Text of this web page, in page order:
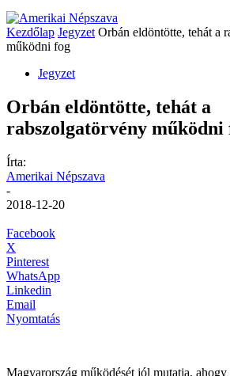
Kezdőlap Jegyzet Orbán eldöntötte, tehát a
működni fog
Jegyzet
Orbán eldöntötte, tehát a
rabszolgatörvény működni
Írta:
Amerikai Népszava
-
2018-12-20
Facebook
X
Pinterest
WhatsApp
Linkedin
Email
Nyomtatás
Magyarország működését jól mutatja,